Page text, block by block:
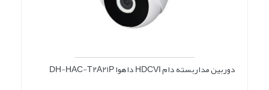
دوربین مداربسته دام HDCVI داهوا DH-HAC-T2A21P